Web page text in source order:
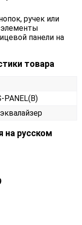
ручек или
элементы
панели на
товара
PANEL(B)
на русском